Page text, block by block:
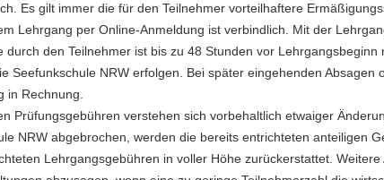
Es gilt immer die für den Teilnehmer vorteilhaftere
Lehrgang per Online-Anmeldung ist verbindlich. Mit der
durch den Teilnehmer ist bis zu 48 Stunden vor
Seefunkschule NRW erfolgen. Bei später eingehenden
in Rechnung.
Prüfungsgebühren verstehen sich vorbehaltlich etwaiger
NRW abgebrochen, werden die bereits entrichteten anteiligen
Lehrgangsgebühren in voller Höhe zurückerstattet.